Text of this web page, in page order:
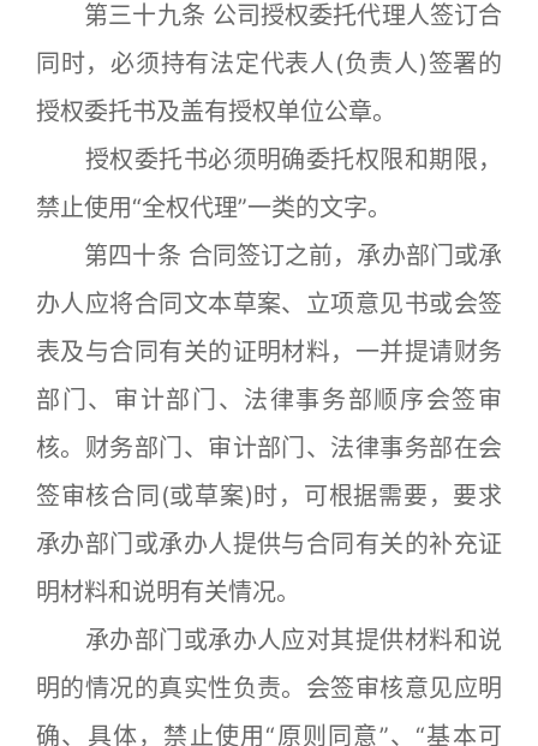
第三十九条 公司授权委托代理人签订合
同时，必须持有法定代表人(负责人)签署的
授权委托书及盖有授权单位公章。
授权委托书必须明确委托权限和期限，
禁止使用“全权代理”一类的文字。
第四十条 合同签订之前，承办部门或承
办人应将合同文本草案、立项意见书或会签
表及与合同有关的证明材料，一并提请财务
部门、审计部门、法律事务部顺序会签审
核。财务部门、审计部门、法律事务部在会
签审核合同(或草案)时，可根据需要，要求
承办部门或承办人提供与合同有关的补充证
明材料和说明有关情况。
承办部门或承办人应对其提供材料和说
明的情况的真实性负责。会签审核意见应明
确、具体，禁止使用“原则同意”、“基本可